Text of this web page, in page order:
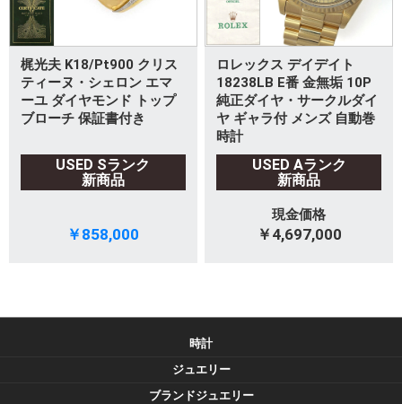
梶光夫 K18/Pt900 クリス
ティーヌ・シェロン エマ
ーユ ダイヤモンド トップ
ブローチ 保証書付き
USED Sランク
新商品
￥858,000
ロレックス デイデイト
18238LB E番 金無垢 10P
純正ダイヤ・サークルダイ
ヤ ギャラ付 メンズ 自動巻
時計
USED Aランク
新商品
現金価格
￥4,697,000
時計
ジュエリー
ブランドジュエリー